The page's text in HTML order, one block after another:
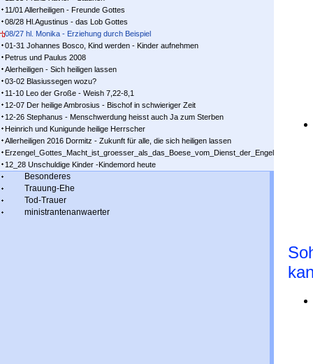
11/01 Allerheiligen - Freunde Gottes
08/28 Hl.Agustinus - das Lob Gottes
08/27 hl. Monika - Erziehung durch Beispiel
01-31 Johannes Bosco, Kind werden - Kinder aufnehmen
Petrus und Paulus 2008
Alerheiligen - Sich heiligen lassen
03-02 Blasiussegen wozu?
11-10 Leo der Große - Weish 7,22-8,1
12-07 Der heilige Ambrosius - Bischof in schwieriger Zeit
12-26 Stephanus - Menschwerdung heisst auch Ja zum Sterben
Heinrich und Kunigunde heilige Herrscher
Allerheiligen 2016 Dormitz - Zukunft für alle, die sich heiligen lassen
Erzengel_Gottes_Macht_ist_groesser_als_das_Boese_vom_Dienst_der_Engel
12_28 Unschuldige Kinder -Kindemord heute
Besonderes
Trauung-Ehe
Tod-Trauer
ministrantenanwaerter